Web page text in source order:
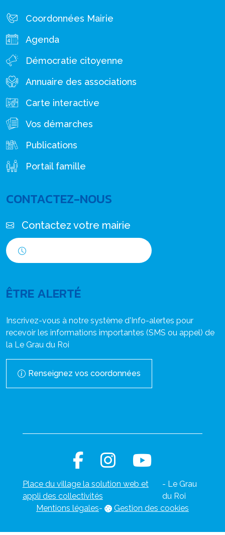
Coordonnées Mairie
Agenda
Démocratie citoyenne
Annuaire des associations
Carte interactive
Vos démarches
Publications
Portail famille
CONTACTEZ-NOUS
Contactez votre mairie
ÊTRE ALERTÉ
Inscrivez-vous à notre système d'Info-alertes pour
recevoir les informations importantes (SMS ou appel) de
la Le Grau du Roi
Renseignez vos coordonnées
Place du village la solution web et
appli des collectivités
- Le Grau
du Roi
Mentions légales- Gestion des cookies